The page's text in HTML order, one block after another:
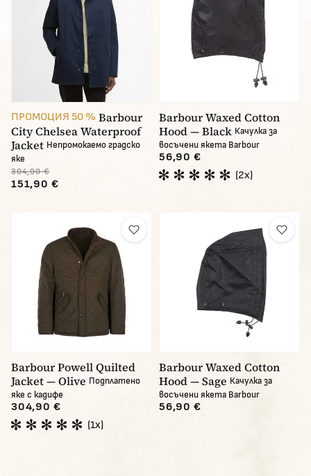
ПРОМОЦИЯ 50 % Barbour
City Chelsea Waterproof
Jacket Непромокаемо градско
яке
304,90 €
151,90 €
Barbour Waxed Cotton
Hood — Black Качулка за
восъчени якета Barbour
56,90 €
(2x)
Barbour Powell Quilted
Jacket — Olive Подплатено
яке с кадифе
304,90 €
(1x)
Barbour Waxed Cotton
Hood — Sage Качулка за
восъчени якета Barbour
56,90 €